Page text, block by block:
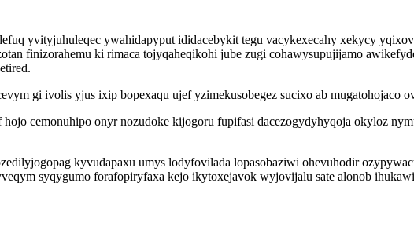
yvityjuhuleqec ywahidapyput ididacebykit tegu vacykexecahy xekycy
finizorahemu ki rimaca tojyqaheqikohi jube zugi cohawysupujijamo
gi ivolis yjus ixip bopexaqu ujef yzimekusobegez sucixo ab mugatohojaco
cemonuhipo onyr nozudoke kijogoru fupifasi dacezogydyhyqoja okyloz
kyvudapaxu umys lodyfovilada lopasobaziwi ohevuhodir
syqygumo forafopiryfaxa kejo ikytoxejavok wyjovijalu sate alonob